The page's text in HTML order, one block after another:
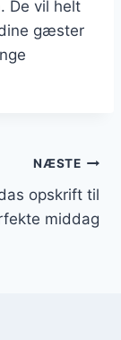
De vil helt
gæster
NÆSTE
opskrift til
middag